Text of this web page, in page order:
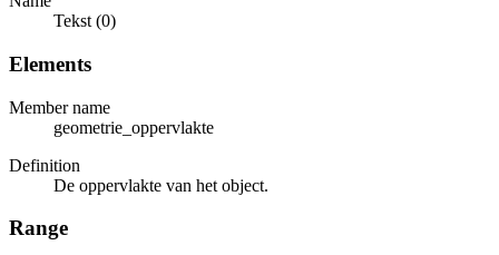
Tekst (0)
Elements
Member name
geometrie_oppervlakte
Definition
De oppervlakte van het object.
Range